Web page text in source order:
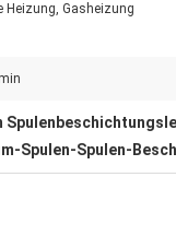
Heizung, Gasheizung
Spulen-Spulen-